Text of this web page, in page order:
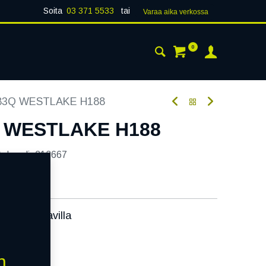
Soita 03 371 5533 tai Varaa aika verk​​​​ossa
0
WESTLAKE H188
H188
213667
Saatavilla